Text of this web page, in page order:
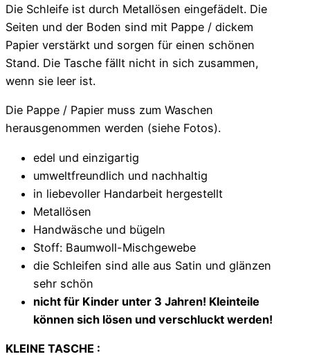
Die Schleife ist durch Metallösen eingefädelt. Die
Seiten und der Boden sind mit Pappe / dickem
Papier verstärkt und sorgen für einen schönen
Stand. Die Tasche fällt nicht in sich zusammen,
wenn sie leer ist.
Die Pappe / Papier muss zum Waschen
herausgenommen werden (siehe Fotos).
edel und einzigartig
umweltfreundlich und nachhaltig
in liebevoller Handarbeit hergestellt
Metallösen
Handwäsche und bügeln
Stoff: Baumwoll-Mischgewebe
die Schleifen sind alle aus Satin und glänzen
sehr schön
nicht für Kinder unter 3 Jahren! Kleinteile
können sich lösen und verschluckt werden!
KLEINE TASCHE :